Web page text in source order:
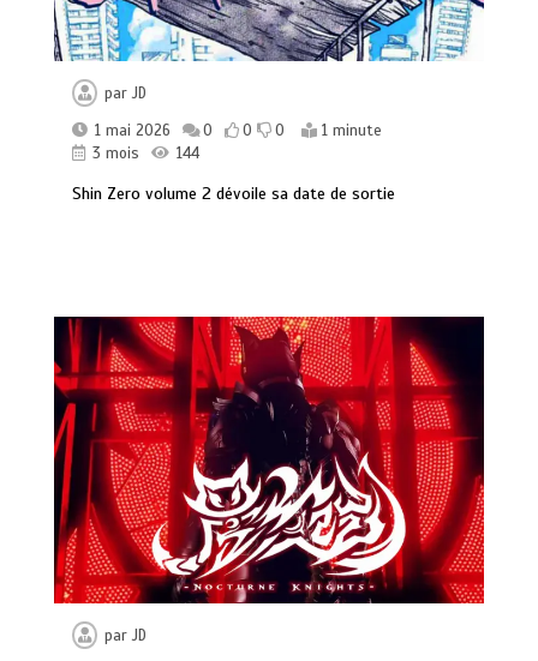
parJD
1 mai 2026
0 0 0
1 minute
3 mois
144
Shin Zero volume 2 dévoile sa date de sortie
parJD